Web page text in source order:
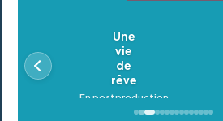
Oldeupe
En postproduction